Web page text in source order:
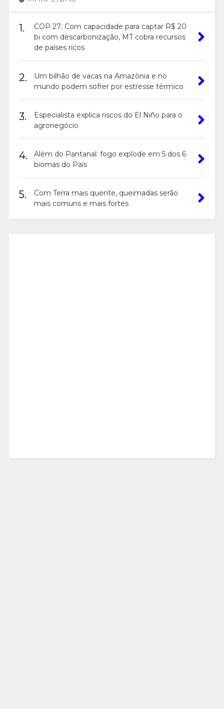
1.
COP 27: Com capacidade para captar R$ 20
bi com descarbonização, MT cobra recursos
de países ricos
2.
Um bilhão de vacas na Amazônia e no
mundo podem sofrer por estresse térmico
3.
Especialista explica riscos do El Niño para o
agronegócio
4.
Além do Pantanal: fogo explode em 5 dos 6
biomas do País
5.
Com Terra mais quente, queimadas serão
mais comuns e mais fortes